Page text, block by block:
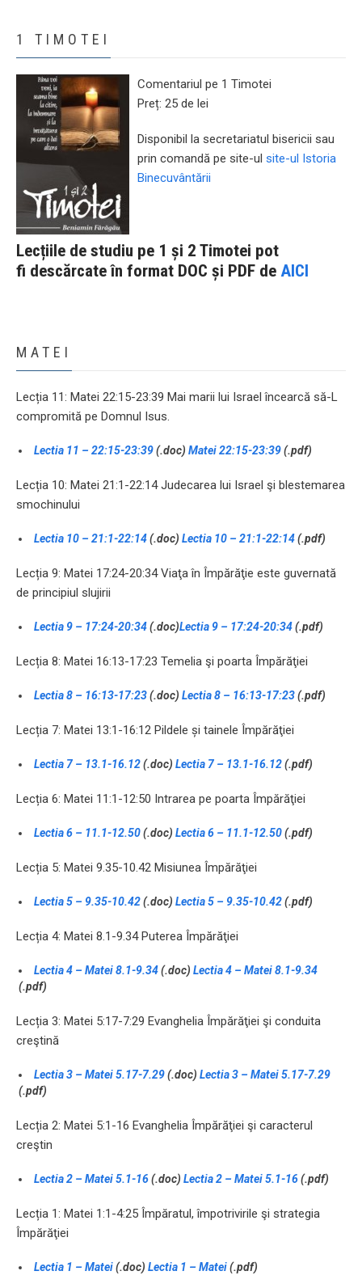
1 TIMOTEI
Comentariul pe 1 Timotei
Preț: 25 de lei
Disponibil la secretariatul bisericii sau
prin comandă pe site-ul site-ul Istoria
Binecuvântării
Lecțiile de studiu pe 1 și 2 Timotei pot
fi descărcate în format DOC și PDF de AICI
MATEI
Lecția 11: Matei 22:15-23:39 Mai marii lui Israel încearcă să-L
compromită pe Domnul Isus.
Lectia 11 – 22:15-23:39(.doc) Matei 22:15-23:39(.pdf)
Lecția 10: Matei 21:1-22:14 Judecarea lui Israel şi blestemarea
smochinului
Lectia 10 – 21:1-22:14(.doc) Lectia 10 – 21:1-22:14(.pdf)
Lecția 9: Matei 17:24-20:34 Viaţa în Împărăţie este guvernată
de principiul slujirii
Lectia 9 – 17:24-20:34(.doc)Lectia 9 – 17:24-20:34(.pdf)
Lecția 8: Matei 16:13-17:23 Temelia şi poarta Împărăţiei
Lectia 8 – 16:13-17:23(.doc) Lectia 8 – 16:13-17:23(.pdf)
Lecția 7: Matei 13:1-16:12 Pildele și tainele Împărăţiei
Lectia 7 – 13.1-16.12(.doc) Lectia 7 – 13.1-16.12(.pdf)
Lecția 6: Matei 11:1-12:50 Intrarea pe poarta Împărăţiei
Lectia 6 – 11.1-12.50(.doc) Lectia 6 – 11.1-12.50(.pdf)
Lecția 5: Matei 9.35-10.42 Misiunea Împărăţiei
Lectia 5 – 9.35-10.42(.doc) Lectia 5 – 9.35-10.42(.pdf)
Lecția 4: Matei 8.1-9.34 Puterea Împărăţiei
Lectia 4 – Matei 8.1-9.34(.doc) Lectia 4 – Matei 8.1-9.34
(.pdf)
Lecția 3: Matei 5:17-7:29 Evanghelia Împărăţiei şi conduita
creştină
Lectia 3 – Matei 5.17-7.29(.doc) Lectia 3 – Matei 5.17-7.29
(.pdf)
Lecția 2: Matei 5:1-16 Evanghelia Împărăţiei şi caracterul
creştin
Lectia 2 – Matei 5.1-16(.doc) Lectia 2 – Matei 5.1-16(.pdf)
Lecția 1: Matei 1:1-4:25 Împăratul, împotrivirile şi strategia
Împărăţiei
Lectia 1 – Matei(.doc) Lectia 1 – Matei(.pdf)